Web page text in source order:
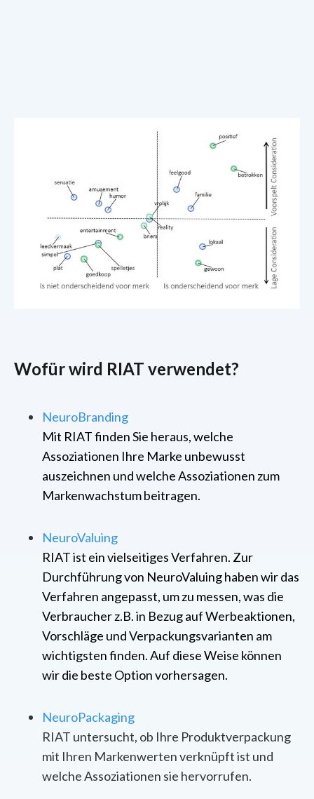
Wofür wird RIAT verwendet?
NeuroBranding
Mit RIAT finden Sie heraus, welche
Assoziationen Ihre Marke unbewusst
auszeichnen und welche Assoziationen zum
Markenwachstum beitragen.
NeuroValuing
RIAT ist ein vielseitiges Verfahren. Zur
Durchführung von NeuroValuing haben wir das
Verfahren angepasst, um zu messen, was die
Verbraucher z.B. in Bezug auf Werbeaktionen,
Vorschläge und Verpackungsvarianten am
wichtigsten finden. Auf diese Weise können
wir die beste Option vorhersagen.
NeuroPackaging
RIAT untersucht, ob Ihre Produktverpackung
mit Ihren Markenwerten verknüpft ist und
welche Assoziationen sie hervorrufen.